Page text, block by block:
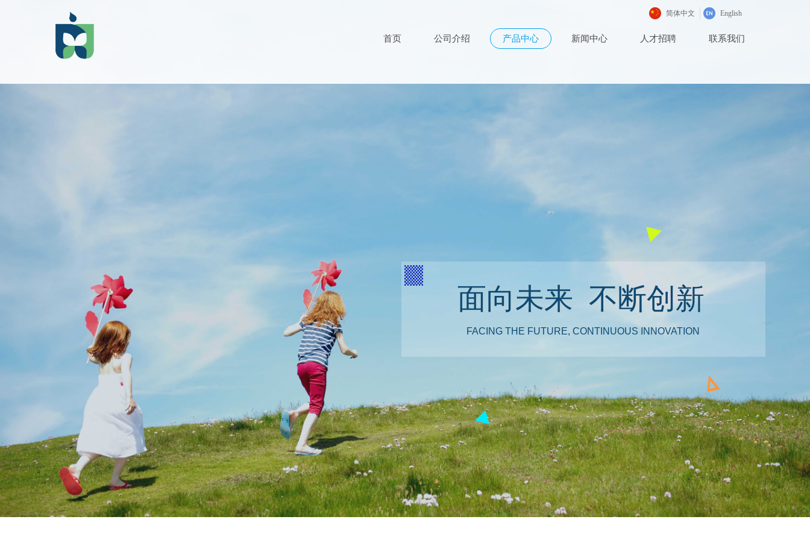
首页 公司介绍 产品中心 新闻中心 人才招聘 联系我们
简体中文 English
面向未来 不断创新
FACING THE FUTURE, CONTINUOUS INNOVATION